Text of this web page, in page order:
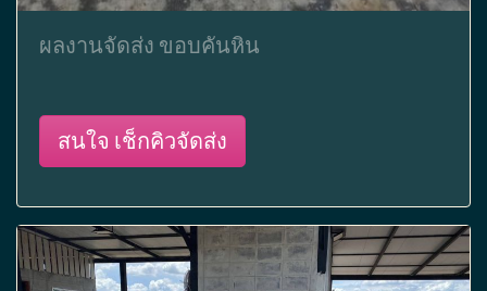
ผลงานจัดส่ง ขอบคันหิน
สนใจ เช็กคิวจัดส่ง